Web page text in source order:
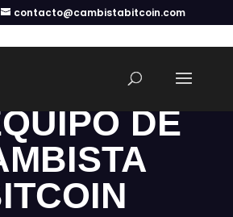
contacto@cambistabitcoin.com
DE